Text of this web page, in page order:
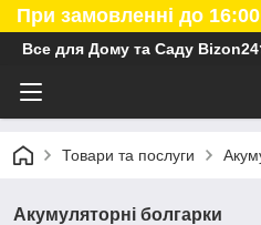
При замовленні до
Все для Дому та Саду
Товари та послуги
Акумуляторні болгарки